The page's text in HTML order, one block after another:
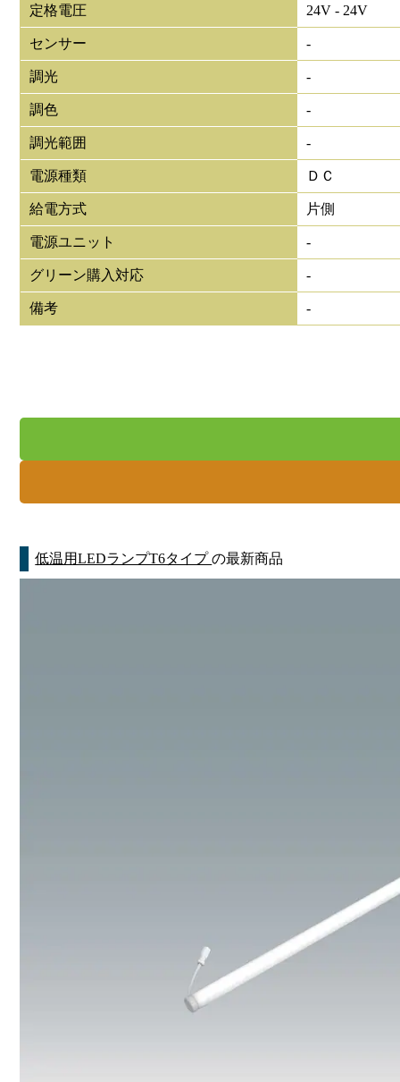
定格電圧 24V - 24V
センサー -
調光 -
調色 -
調光範囲 -
電源種類 ＤＣ
給電方式 片側
電源ユニット -
グリーン購入対応 -
備考 -
低温用LEDランプT6タイプの最新商品